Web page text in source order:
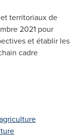
territoriaux de
2021 pour
et établir les
cadre